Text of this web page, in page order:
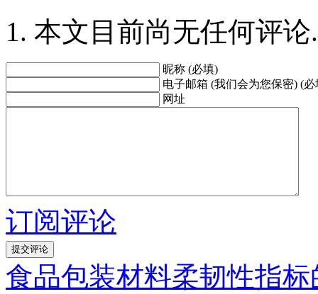
本文目前尚无任何评论.
昵称 (必填)
电子邮箱 (我们会为您保密) (必
网址
订阅评论
食品包装材料柔韧性指